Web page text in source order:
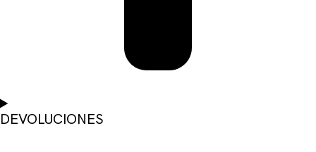
DEVOLUCIONES